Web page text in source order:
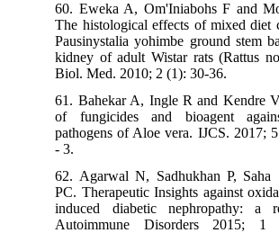
60. Eweka A, Om'Iniabohs F
The histological effects of mixed
Pausinystalia yohimbe ground
kidney of adult Wistar rats (Rattus
Biol. Med. 2010; 2 (1): 30-36.
61. Bahekar A, Ingle R and
of fungicides and bioagent
pathogens of Aloe vera. IJCS.
62. Agarwal N, Sadhukhan P,
PC. Therapeutic Insights against
induced diabetic nephropathy:
Autoimmune Disorders